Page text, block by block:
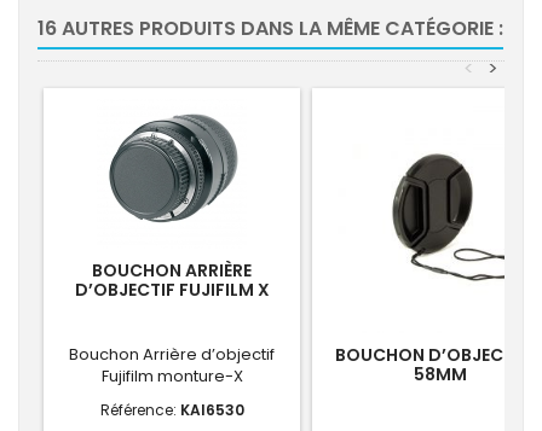
16 AUTRES PRODUITS DANS LA MÊME CATÉGORIE :
>
<
BOUCHON ARRIÈRE
D’OBJECTIF FUJIFILM X
Bouchon Arrière d’objectif
Fujifilm monture-X
Référence: KAI6530
BOUCHON D’OBJECTIF
58MM